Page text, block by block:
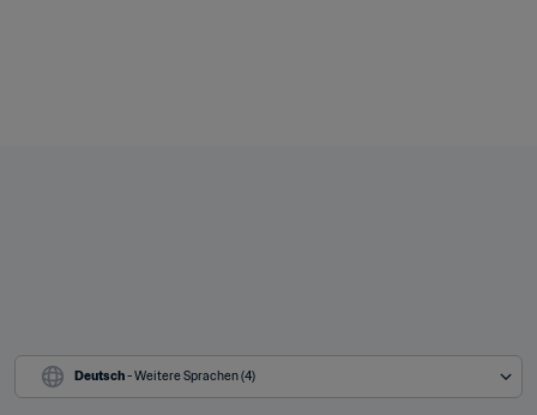
Deutsch - Weitere Sprachen (4)